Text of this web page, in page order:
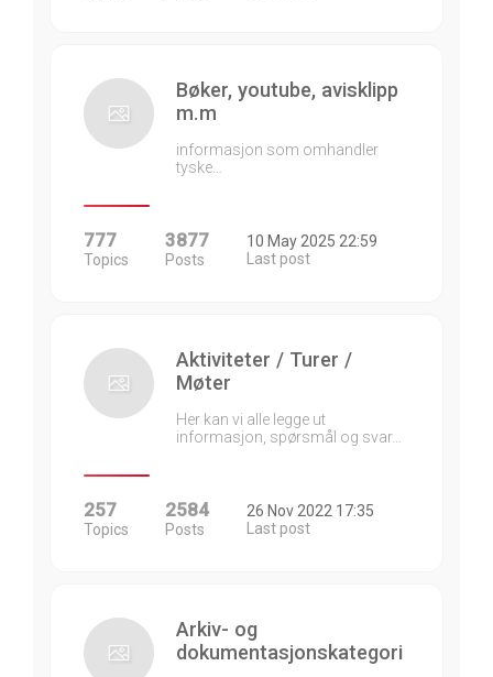
Bøker, youtube, avisklipp
m.m
informasjon som omhandler
tyske…
777
Topics
3877
Posts
10 May 2025 22:59
Last post
Aktiviteter / Turer /
Møter
Her kan vi alle legge ut
informasjon, spørsmål og svar…
257
Topics
2584
Posts
26 Nov 2022 17:35
Last post
Arkiv- og
dokumentasjonskategori